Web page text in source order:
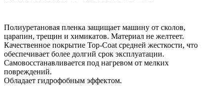
Полиуретановая пленка защищает машину от сколов,
царапин, трещин и химикатов. Материал не желтеет.
Качественное покрытие Top-Coat средней жесткости, что
обеспечивает более долгий срок эксплуатации.
Самовосстанавливается под нагревом от мелких
повреждений.
Обладает гидрофобным эффектом.